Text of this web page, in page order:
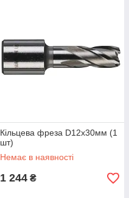
Кільцева фреза D12х30мм (1
шт)
Немає в наявності
1 244 ₴